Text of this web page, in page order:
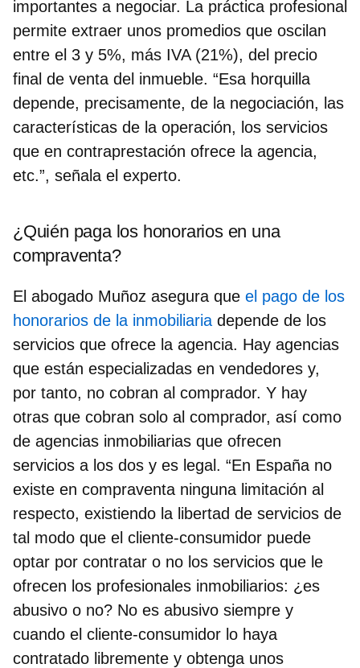
importantes a negociar. La práctica profesional
permite extraer unos promedios que oscilan
entre el 3 y 5%, más IVA (21%), del precio
final de venta del inmueble. “Esa horquilla
depende, precisamente, de la negociación, las
características de la operación, los servicios
que en contraprestación ofrece la agencia,
etc.”, señala el experto.
¿Quién paga los honorarios en una
compraventa?
El abogado Muñoz asegura que el pago de los
honorarios de la inmobiliaria depende de los
servicios que ofrece la agencia. Hay agencias
que están especializadas en vendedores y,
por tanto, no cobran al comprador. Y hay
otras que cobran solo al comprador, así como
de agencias inmobiliarias que ofrecen
servicios a los dos y es legal. “En España no
existe en compraventa ninguna limitación al
respecto, existiendo la libertad de servicios de
tal modo que el cliente-consumidor puede
optar por contratar o no los servicios que le
ofrecen los profesionales inmobiliarios: ¿es
abusivo o no? No es abusivo siempre y
cuando el cliente-consumidor lo haya
contratado libremente y obtenga unos